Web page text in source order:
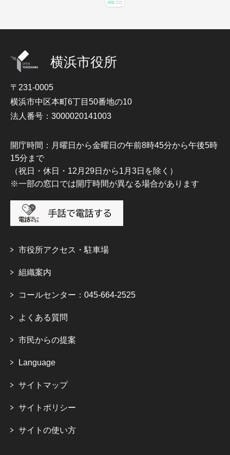
横浜市役所
〒231-0005
横浜市中区本町6丁目50番地の10
法人番号：3000020141003
開庁時間：月曜日から金曜日の午前8時45分から午後5時
15分まで
（祝日・休日・12月29日から1月3日を除く）
※一部の窓口では開庁時間が異なる場合があります
市役所アクセス・駐車場
組織案内
コールセンター：045-664-2525
よくある質問
市民からの提案
Language
サイトマップ
サイトポリシー
サイトの使い方